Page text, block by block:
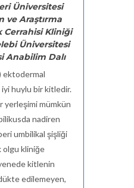
Üniversitesi
ve Araştırma
Cerrahisi Kliniği
Üniversitesi
Anabilim Dalı
ektodermal
huylu bir kitledir.
yerleşimi mümkün
nadiren
umbilikal şişliği
olgu kliniğe
kitlenin
edilemeyen,